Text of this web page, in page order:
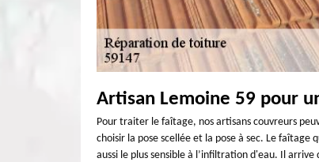
Artisan Lemoine 59 pour
Pour traiter le faîtage, nos artisans couvreurs
choisir la pose scellée et la pose à sec. Le
aussi le plus sensible à l’infiltration d'eau. Il